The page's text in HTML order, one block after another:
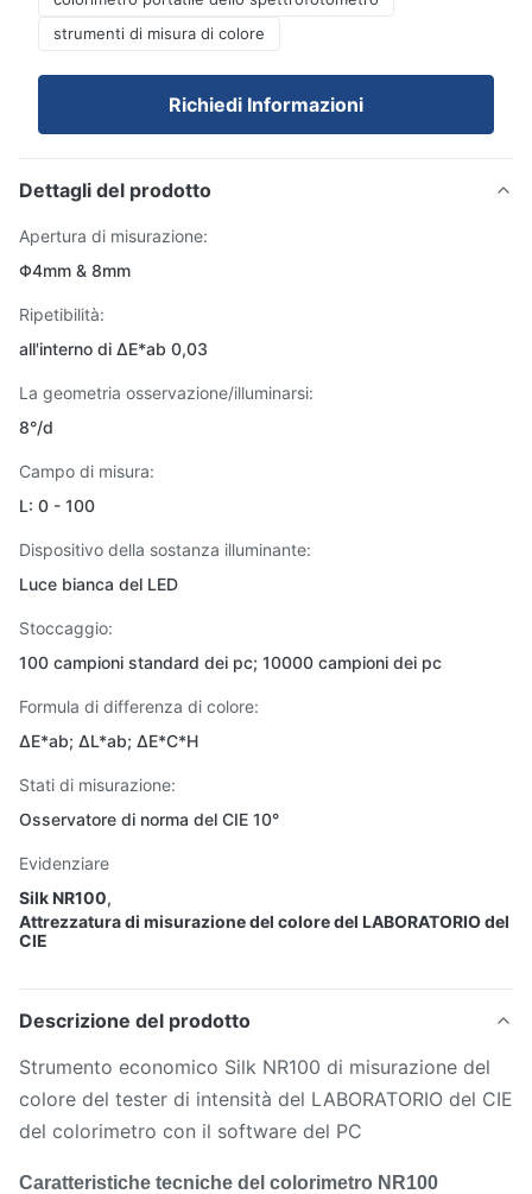
strumenti di misura di colore
Richiedi Informazioni
Dettagli del prodotto
Apertura di misurazione:
Φ4mm & 8mm
Ripetibilità:
all'interno di ΔE*ab 0,03
La geometria osservazione/illuminarsi:
8°/d
Campo di misura:
L: 0 - 100
Dispositivo della sostanza illuminante:
Luce bianca del LED
Stoccaggio:
100 campioni standard dei pc; 10000 campioni dei pc
Formula di differenza di colore:
ΔE*ab; ΔL*ab; ΔE*C*H
Stati di misurazione:
Osservatore di norma del CIE 10°
Evidenziare
Silk NR100,
Attrezzatura di misurazione del colore del LABORATORIO del
CIE
Descrizione del prodotto
Strumento economico Silk NR100 di misurazione del
colore del tester di intensità del LABORATORIO del CIE
del colorimetro con il software del PC
Caratteristiche tecniche del colorimetro NR100